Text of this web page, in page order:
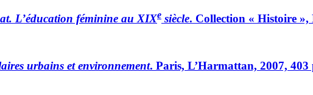
L’éducation féminine au XIXe siècle. Collection « Histoire »,
urbains et environnement. Paris, L’Harmattan, 2007, 403